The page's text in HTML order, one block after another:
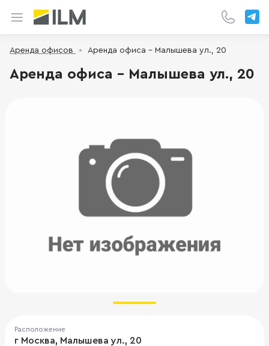
Аренда офисов Аренда офиса - Малышева ул., 20
Аренда офиса - Малышева ул., 20
Расположение
г Москва, Малышева ул., 20